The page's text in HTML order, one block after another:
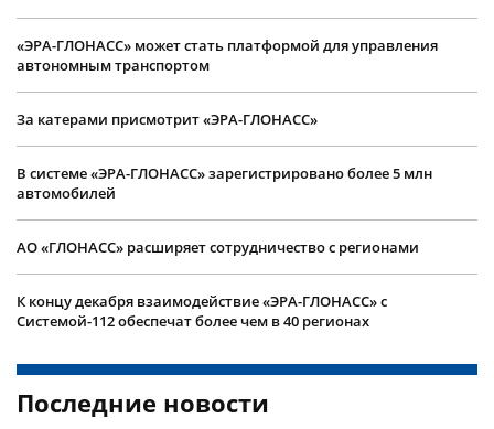
«ЭРА-ГЛОНАСС» может стать платформой для управления
автономным транспортом
За катерами присмотрит «ЭРА-ГЛОНАСС»
В системе «ЭРА-ГЛОНАСС» зарегистрировано более 5 млн
автомобилей
АО «ГЛОНАСС» расширяет сотрудничество с регионами
К концу декабря взаимодействие «ЭРА-ГЛОНАСС» с
Системой-112 обеспечат более чем в 40 регионах
Последние новости